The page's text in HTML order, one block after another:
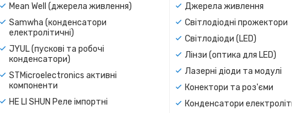
Mean Well (джерела живлення)
Samwha (конденсатори
електролітичні)
JYUL (пускові та робочі
конденсатори)
STMicroelectronics активні
компоненти
HE LI SHUN Реле імпортні
Джерела живлення
Світлодіодні прожектори
Світлодіоди (LED)
Лінзи (оптика для LED)
Лазерні діоди та модулі
Конектори та роз'єми
Конденсатори